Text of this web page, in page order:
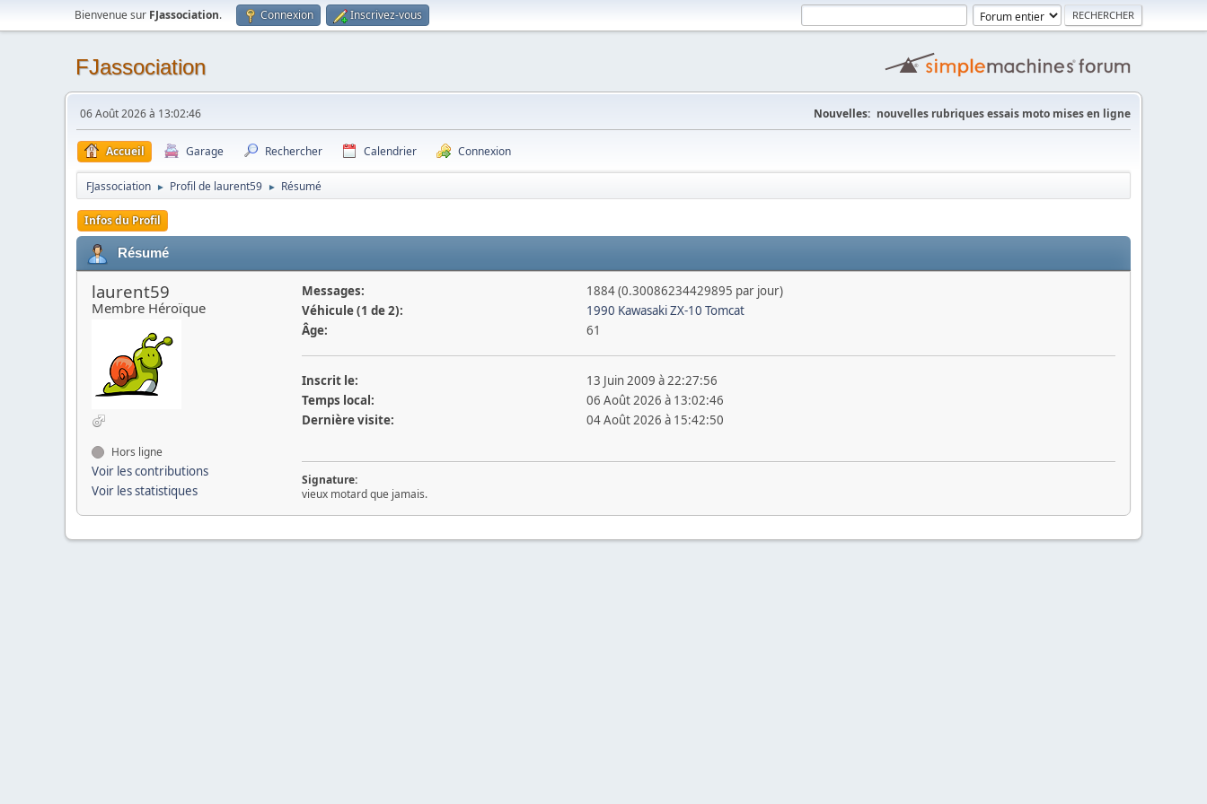
Bienvenue sur FJassociation. Connexion Inscrivez-vous
FJassociation
06 Août 2026 à 13:02:46 Nouvelles: nouvelles rubriques essais moto mises en ligne
Accueil Garage Rechercher Calendrier Connexion
FJassociation ► Profil de laurent59 ► Résumé
Infos du Profil
Résumé
laurent59
Membre Héroïque
Hors ligne
Voir les contributions
Voir les statistiques
Messages:
1884 (0.30086234429895 par jour)
Véhicule (1 de 2):
1990 Kawasaki ZX-10 Tomcat
Âge:
61
Inscrit le:
13 Juin 2009 à 22:27:56
Temps local:
06 Août 2026 à 13:02:46
Dernière visite:
04 Août 2026 à 15:42:50
Signature:
vieux motard que jamais.